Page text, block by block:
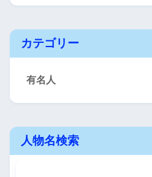
カテゴリー
有名人
人物名検索